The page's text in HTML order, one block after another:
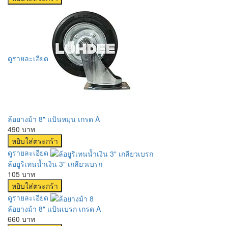
ดูรายละเอียด
ล้อยางม้า 8" แป้นหมุน เกรด A
490 บาท
ดูรายละเอียด
ล้อยูริเทนน้ำเงิน 3" เกลียวเบรก
105 บาท
ดูรายละเอียด
ล้อยางม้า 8" แป้นเบรก เกรด A
660 บาท